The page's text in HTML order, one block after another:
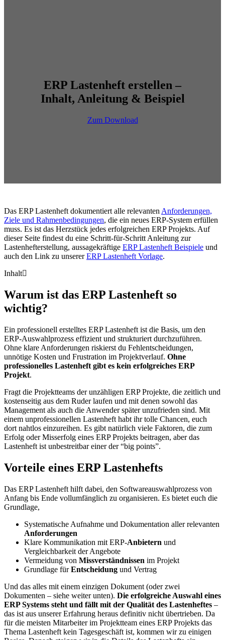
ERP Lastenheft erstellen –
Inhalt, Anleitung & Beispiel
Zum Download
Das ERP Lastenheft dokumentiert alle relevanten Anforderungen,
Ziele und Rahmenbedingungen, die ein neues ERP-System erfüllen
muss. Es ist das Herzstück jedes erfolgreichen ERP Projekts. Auf
dieser Seite findest du eine Schritt-für-Schritt Anleitung zur
Lastenhefterstellung, aussagekräftige ERP Lastenheft Beispiele und
auch den Link zu unsererERP Lastenheft Vorlage.
Inhalt
Warum ist das ERP Lastenheft so
wichtig?
Ein professionell erstelltes ERP Lastenheft ist die Basis, um den
ERP-Auswahlprozess effizient und strukturiert durchzuführen.
Ohne klare Anforderungen riskierst du Fehlentscheidungen,
unnötige Kosten und Frustration im Projektverlauf. Ohne
professionelles Lastenheft gibt es kein erfolgreiches ERP
Projekt.
Fragt die Projektteams der unzähligen ERP Projekte, die zeitlich und
kostenseitig aus dem Ruder laufen und mit denen sowohl das
Management als auch die Anwender später unzufrieden sind. Mit
einem unprofessionellen Lastenheft habt ihr tolle Chancen, euch
dort nahtlos einzureihen. Es gibt natürlich viele Faktoren, die zum
Erfolg oder Misserfolg eines ERP Projekts beitragen, aber das
Lastenheft ist unbestreitbar einer der “big points”.
Vorteile eines ERP Lastenhefts
Das ERP Lastenheft hilft dabei, den Softwareauswahlprozess von
Anfang bis Ende vollumfänglich zu organisieren. Es bietet euch die
Grundlage,
Systematische Aufnahme und Dokumentation aller relevanten
Anforderungen
Klare Kommunikation mit ERP-Anbietern und
Vergleichbarkeit der Angebote
Vermeidung von Missverständnissen im Projekt
Grundlage fürEntscheidung und Vertrag
Und das alles mit einem einzigen Dokument (oder zwei
Dokumenten – siehe weiter unten). Die erfolgreiche Auswahl eines
ERP Systems steht und fällt mit der Qualität des Lastenheftes –
das ist aus unserer Erfahrung heraus definitiv nicht übertrieben. Da
für die meisten Mitarbeiter im Projektteam eines ERP Projekts das
Thema Lastenheft kein Tagesgeschäft ist, kommen wir zu einigen